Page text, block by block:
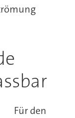
Für den